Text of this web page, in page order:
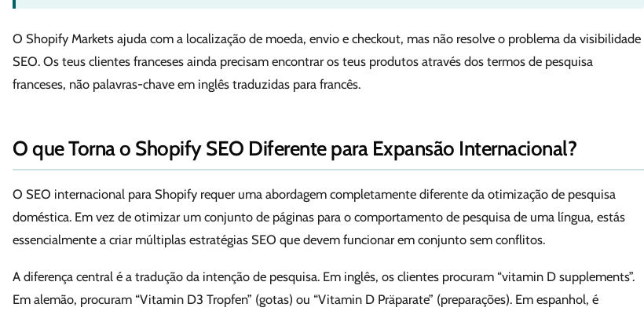
O Shopify Markets ajuda com a localização de moeda, envio e checkout, mas não resolve o problema da visibilidade
SEO. Os teus clientes franceses ainda precisam encontrar os teus produtos através dos termos de pesquisa
franceses, não palavras-chave em inglês traduzidas para francês.
O que Torna o Shopify SEO Diferente para Expansão Internacional?
O SEO internacional para Shopify requer uma abordagem completamente diferente da otimização de pesquisa
doméstica. Em vez de otimizar um conjunto de páginas para o comportamento de pesquisa de uma língua, estás
essencialmente a criar múltiplas estratégias SEO que devem funcionar em conjunto sem conflitos.
A diferença central é a tradução da intenção de pesquisa. Em inglês, os clientes procuram “vitamin D supplements”.
Em alemão, procuram “Vitamin D3 Tropfen” (gotas) ou “Vitamin D Präparate” (preparações). Em espanhol, é